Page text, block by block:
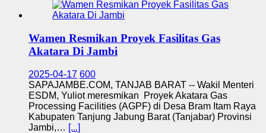
Wamen Resmikan Proyek Fasilitas Gas
Akatara Di Jambi
2025-04-17 600
SAPAJAMBE.COM, TANJAB BARAT -- Wakil Menteri
ESDM, Yuliot meresmikan Proyek Akatara Gas
Processing Facilities (AGPF) di Desa Bram Itam Raya
Kabupaten Tanjung Jabung Barat (Tanjabar) Provinsi
Jambi,… [...]